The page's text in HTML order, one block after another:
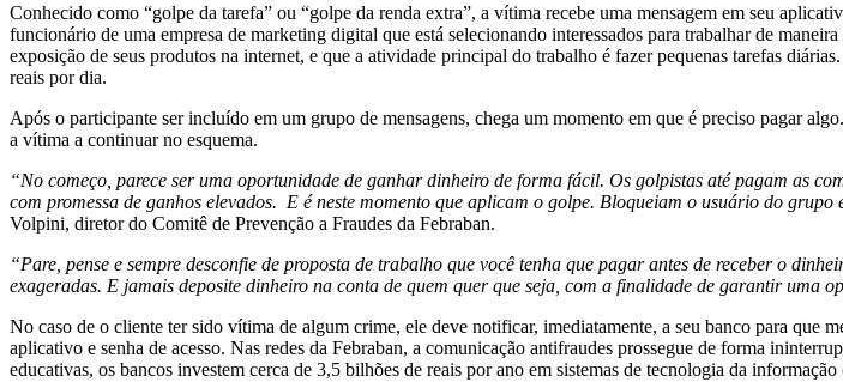
Conhecido como “golpe da tarefa” ou “golpe da renda extra”, a vítima recebe uma mensagem em seu
funcionário de uma empresa de marketing digital que está selecionando interessados para trabalhar de
exposição de seus produtos na internet, e que a atividade principal do trabalho é fazer pequenas tarefas
reais por dia.
Após o participante ser incluído em um grupo de mensagens, chega um momento em que é preciso pagar
a vítima a continuar no esquema.
“No começo, parece ser uma oportunidade de ganhar dinheiro de forma fácil. Os golpistas até pagam as
com promessa de ganhos elevados. E é neste momento que aplicam o golpe. Bloqueiam o usuário do
Volpini, diretor do Comitê de Prevenção a Fraudes da Febraban.
“Pare, pense e sempre desconfie de proposta de trabalho que você tenha que pagar antes de receber o
exageradas. E jamais deposite dinheiro na conta de quem quer que seja, com a finalidade de garantir uma
No caso de o cliente ter sido vítima de algum crime, ele deve notificar, imediatamente, a seu banco para que
aplicativo e senha de acesso. Nas redes da Febraban, a comunicação antifraudes prossegue de forma
educativas, os bancos investem cerca de 3,5 bilhões de reais por ano em sistemas de tecnologia da